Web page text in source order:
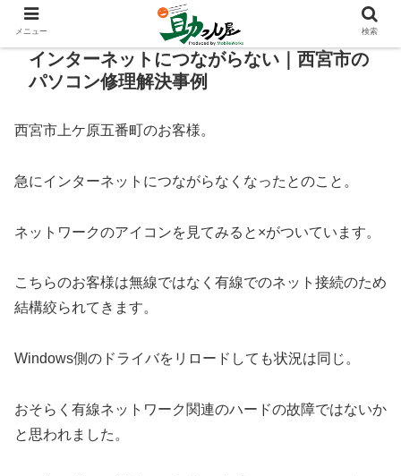
インターネットにつながらない｜西宮市の
パソコン修理解決事例
西宮市上ケ原五番町のお客様。
急にインターネットにつながらなくなったとのこと。
ネットワークのアイコンを見てみると×がついています。
こちらのお客様は無線ではなく有線でのネット接続のため
結構絞られてきます。
Windows側のドライバをリロードしても状況は同じ。
おそらく有線ネットワーク関連のハードの故障ではないか
と思われました。
メニュー 検索